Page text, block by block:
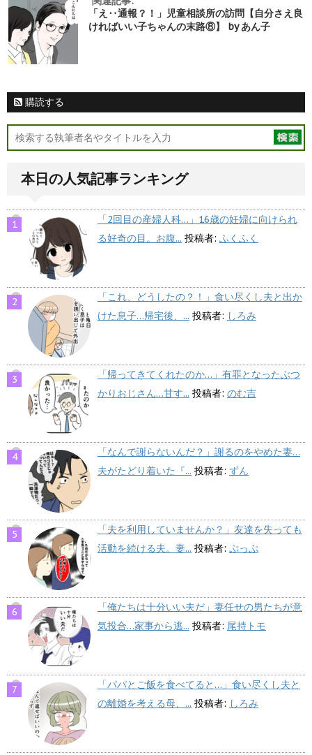
「え‥通報？！」児童相談所の訪問【自分さえ良
ければいい子ちゃんの末路⑧】 by あん子
購読する
本日の人気記事ランキング
「2回目の産婦人科…」16歳の妊婦に向けられ
る好奇の目。お腹... 投稿者: ふくふく
「これ、どうしたの？！」食い尽くし夫と出か
けた息子…帰宅後、... 投稿者: しろみ
「帰ってきてくれたのか…」有罪となったぶつ
かりおじさん…甘す... 投稿者: のむ吉
「なんで謝らないんだ？」謝るのをやめた妻…
夫がたどり着いた『... 投稿者: ずん
「夫を利用していませんか？」友達を失っても
活動を続ける夫。妻... 投稿者: ぷっぷ
「俺たちは十分いい夫だ」妻任せの男たちが意
気投合…家事から逃... 投稿者: 尾持トモ
「パパとご飯を食べてると…」食い尽くし夫と
の離婚を考える母、... 投稿者: しろみ